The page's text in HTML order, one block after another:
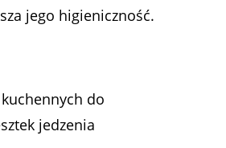
jego higieniczność.
do
jedzenia